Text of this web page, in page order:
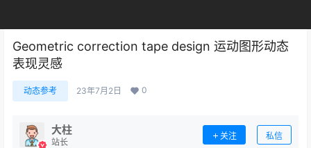
Geometric correction tape design 运动图形动态
表现灵感
动态参考 23年7月2日 0
大柱
站长
关注 私信